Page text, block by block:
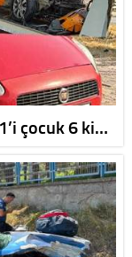
çocuk 6 ki…